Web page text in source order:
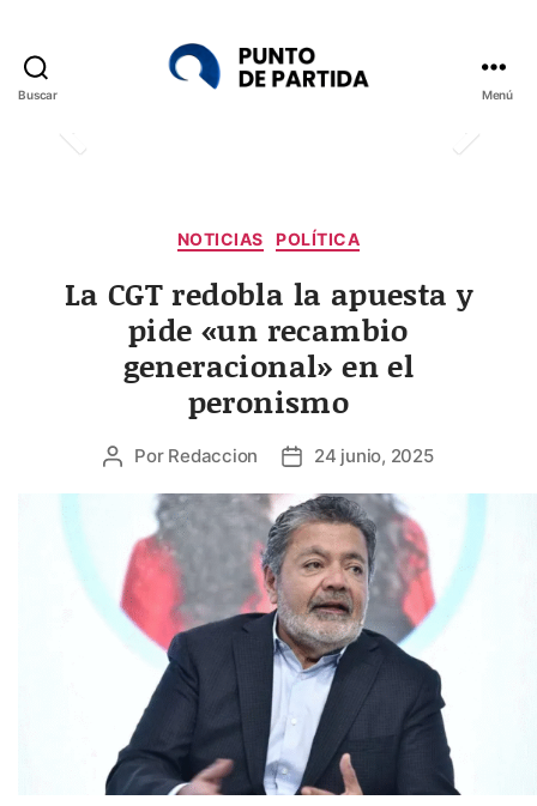
Buscar Menú
Categorías
NOTICIAS POLÍTICA
La CGT redobla la apuesta y
pide «un recambio
generacional» en el
peronismo
Autor
entrada
Por Redaccion
Fecha
la
entrada
24 junio, 2025